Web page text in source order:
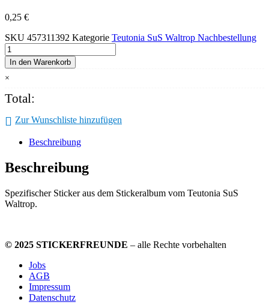
0,25 €
SKU 457311392 Kategorie Teutonia SuS Waltrop Nachbestellung
Teutonia
Waltrop
Sticker
Nr.
Menge
In den Warenkorb
×
Total:
Zur Wunschliste hinzufügen
Beschreibung
Beschreibung
Spezifischer Sticker aus dem Stickeralbum vom Teutonia SuS
Waltrop.
© 2025 STICKERFREUNDE – alle Rechte vorbehalten
Jobs
AGB
Impressum
Datenschutz